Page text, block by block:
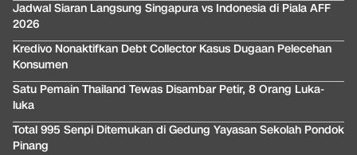
Jadwal Siaran Langsung Singapura vs Indonesia di Piala AFF
2026
Kredivo Nonaktifkan Debt Collector Kasus Dugaan Pelecehan
Konsumen
Satu Pemain Thailand Tewas Disambar Petir, 8 Orang Luka-
luka
Total 995 Senpi Ditemukan di Gedung Yayasan Sekolah Pondok
Pinang